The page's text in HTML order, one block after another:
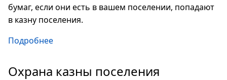
бумаг, если они есть в вашем поселении, попадают
в казну поселения.
Подробнее
Охрана казны поселения